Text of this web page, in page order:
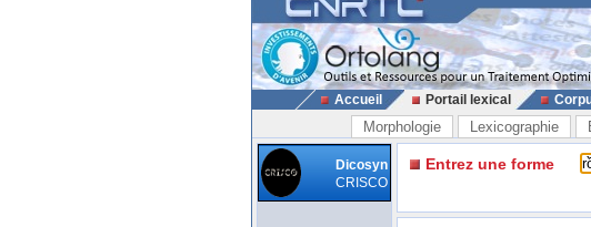
Accueil Portail lexical
Morphologie Lexicographie
Dicosyn
CRISCO
Entrez une forme